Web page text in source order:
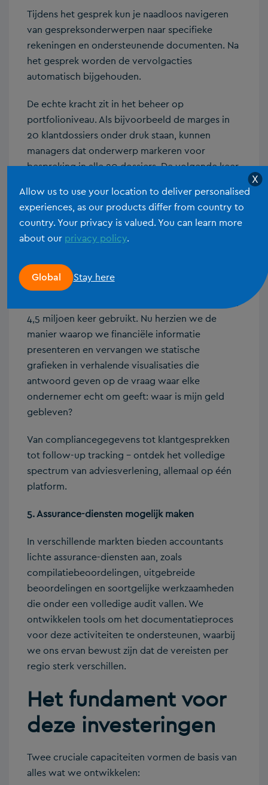
Tijdens het gesprek kun je naadloos navigeren
van gespreksonderwerpen naar specifieke
rekeningen en ondersteunende documenten. Na
het gesprek worden de vervolgacties
automatisch bijgehouden.
De echte kracht zit in het beheer op
portfolioniveau. Als bijvoorbeeld de marges in
20 klantdossiers onder druk staan, kunnen
managers dat onderwerp markeren voor
bespreking in alle 20 dossiers. De volgende keer
krijgt hij die melding te zien. Zo kun je kwalitatief
hoogstaand advies opschalen naar het hele
kantoor.
waarop je gegevens visualiseert en presenteert
aan klanten. Onze rapportagemogelijkheden zijn
altijd al sterk geweest – ze zijn het afgelopen jaar
4,5 miljoen keer gebruikt. Nu herzien we de
manier waarop we financiële informatie
presenteren en vervangen we statische
grafieken in verhalende visualisaties die
antwoord geven op de vraag waar elke
ondernemer echt om geeft: waar is mijn geld
gebleven?
Van compliancegegevens tot klantgesprekken
tot follow-up tracking – ontdek het volledige
spectrum van adviesverlening, allemaal op één
platform.
5. Assurance-diensten mogelijk maken
In verschillende markten bieden accountants
lichte assurance-diensten aan, zoals
compilatiebeoordelingen, uitgebreide
beoordelingen en soortgelijke werkzaamheden
die onder een volledige audit vallen. We
ontwikkelen tools om het documentatieproces
voor deze activiteiten te ondersteunen, waarbij
we ons ervan bewust zijn dat de vereisten per
regio sterk verschillen.
Het fundament voor
deze investeringen
Twee cruciale capaciteiten vormen de basis van
alles wat we ontwikkelen:
X
Allow us to use your location to deliver personalised
experiences, as our products differ from country to
country. Your privacy is valued. You can learn more
about our privacy policy.
Global Stay here